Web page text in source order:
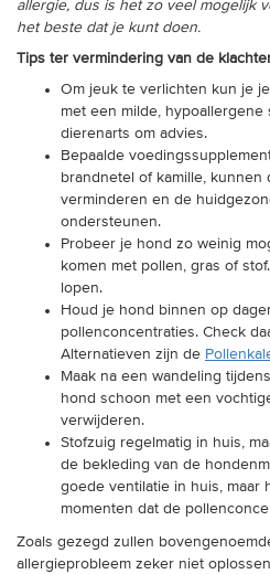
allergie, dus is het zo veel mogelijk
het beste dat je kunt doen.
Tips ter vermindering van de
Om jeuk te verlichten kun je
met een milde, hypoallergene
dierenarts om advies.
Bepaalde
brandnetel of kamille,
verminderen en de
ondersteunen.
Probeer je hond zo weinig
komen met pollen, gras of
lopen.
Houd je hond binnen op
pollenconcentraties. Check
Alternatieven zijn de
Maak na een wandeling
hond schoon met een
verwijderen.
Stofzuig regelmatig in huis,
de bekleding van de
goede ventilatie in huis, maar
momenten dat de
Zoals gezegd zullen
allergieprobleem zeker niet